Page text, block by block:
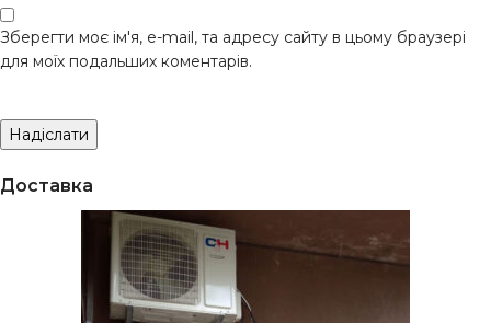
Зберегти моє ім'я, e-mail, та адресу сайту в цьому браузері
для моїх подальших коментарів.
Доставка